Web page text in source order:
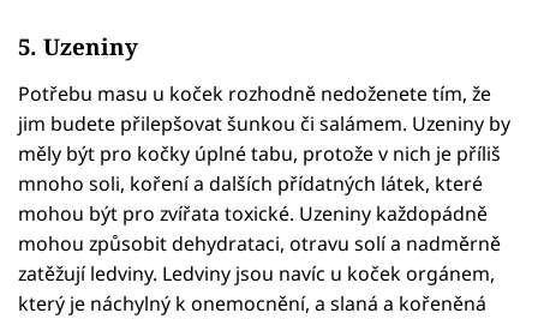
5. Uzeniny
Potřebu masu u koček rozhodně nedoženete tím, že
jim budete přilepšovat šunkou či salámem. Uzeniny by
měly být pro kočky úplné tabu, protože v nich je příliš
mnoho soli, koření a dalších přídatných látek, které
mohou být pro zvířata toxické. Uzeniny každopádně
mohou způsobit dehydrataci, otravu solí a nadměrně
zatěžují ledviny. Ledviny jsou navíc u koček orgánem,
který je náchylný k onemocnění, a slaná a kořeněná